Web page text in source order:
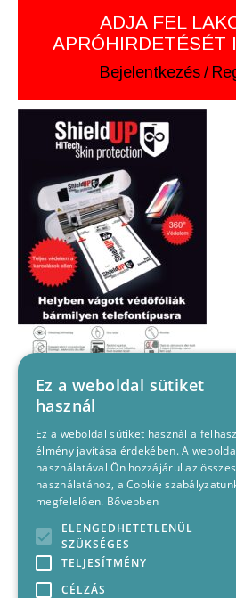
ADJA FEL
APRÓHIRDETÉSÉT
Bejelentkezés /
Ez a weboldal sütiket
használ
Ez a weboldal sütiket használ a
élmény javítása érdekében. A
használatával Ön hozzájárul az
használatához, a Cookie
megfelelően. Bővebben
ELENGEDHETETLENÜL
SZÜKSÉGES
TELJESÍTMÉNY
CÉLZÁS